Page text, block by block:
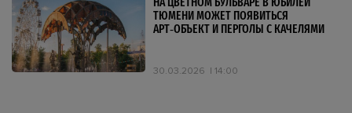
ТЮМЕНИ МОЖЕТ ПОЯВИТЬСЯ
АРТ‑ОБЪЕКТ И ПЕРГОЛЫ С КАЧЕЛЯМИ
30.03.2026 14:00